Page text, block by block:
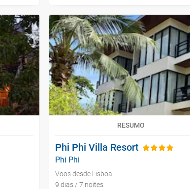
RESUMO
Phi Phi Villa Resort
Phi Phi
Voos desde Lisboa
9 dias / 7 noites